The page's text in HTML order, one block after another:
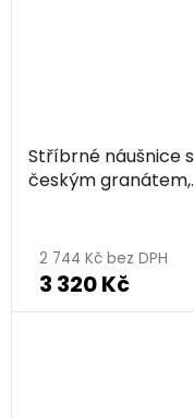
Stříbrné náušnice s
českým granátem,
2 744 Kč bez DPH
3 320 Kč